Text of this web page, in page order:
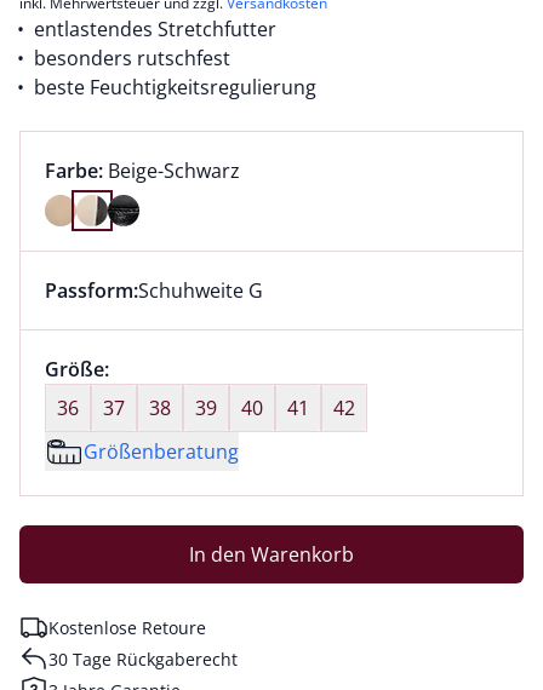
entlastendes Stretchfutter
besonders rutschfest
beste Feuchtigkeitsregulierung
Farbauswahl:
Farbe: aktuell ausgewählt:
Beige-Schwarz
Farbe Beige-Schwarz ausgewählt
Dieser Artikel hat die Passform Schuhweite G. für
Passform:Schuhweite G
Größenauswahl:
Größe:nichts ausgewählt
36
37 38 39 40 41
42
Größenberatung
In den Warenkorb
Kostenlose Retoure
30 Tage Rückgaberecht